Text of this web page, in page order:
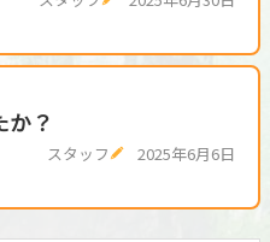
か？
スタッフ 2025年6月6日